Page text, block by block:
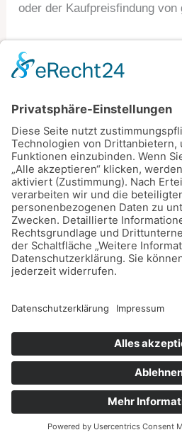
oder der Kaufpreisfindung von
Ihre Strategie für langfristige
Der Wert Ihrer Immobilie ist
strategisch, um nicht nur
langfristig finanzielle Vorteile
richtige Immobilienbewertung
verkaufen, Ihre Steuerlast
überflüssige Kosten
darin, den Wert nicht nur zu
zu nutzen – für ein sicheres
und mehr Geld in Ihrem
Bildnachweis:
fotomek – stock.adobe.com
years – stock.adobe.com
Generative AI –